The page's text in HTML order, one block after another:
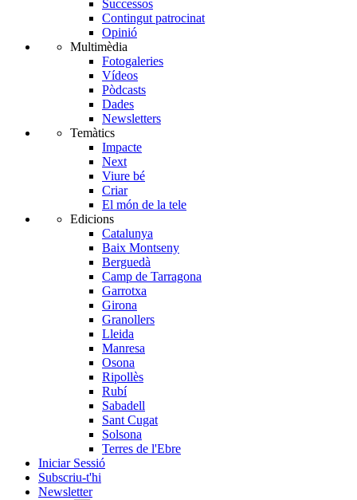
Successos
Contingut patrocinat
Opinió
Multimèdia
Fotogaleries
Vídeos
Pòdcasts
Dades
Newsletters
Temàtics
Impacte
Next
Viure bé
Criar
El món de la tele
Edicions
Catalunya
Baix Montseny
Berguedà
Camp de Tarragona
Garrotxa
Girona
Granollers
Lleida
Manresa
Osona
Ripollès
Rubí
Sabadell
Sant Cugat
Solsona
Terres de l'Ebre
Iniciar Sessió
Subscriu-t'hi
Newsletter